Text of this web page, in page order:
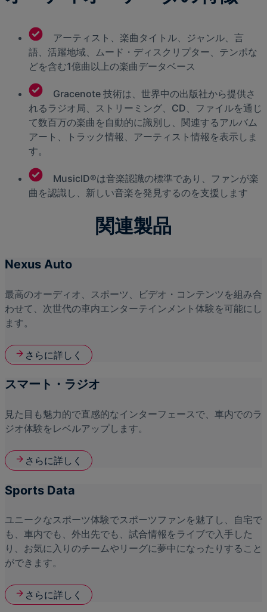
アーティスト、楽曲タイトル、ジャンル、言
語、活躍地域、ムード・ディスクリプター、テンポな
どを含む1億曲以上の楽曲データベース
Gracenote 技術は、世界中の出版社から提供さ
れるラジオ局、ストリーミング、CD、ファイルを通じ
て数百万の楽曲を自動的に識別し、関連するアルバム
アート、トラック情報、アーティスト情報を表示しま
す。
MusicID®は音楽認識の標準であり、ファンが楽
曲を認識し、新しい音楽を発見するのを支援します
関連製品
Nexus Auto
最高のオーディオ、スポーツ、ビデオ・コンテンツを組み合
わせて、次世代の車内エンターテインメント体験を可能にし
ます。
さらに詳しく
スマート・ラジオ
見た目も魅力的で直感的なインターフェースで、車内でのラ
ジオ体験をレベルアップします。
さらに詳しく
Sports Data
ユニークなスポーツ体験でスポーツファンを魅了し、自宅で
も、車内でも、外出先でも、試合情報をライブで入手した
り、お気に入りのチームやリーグに夢中になったりすること
ができます。
さらに詳しく